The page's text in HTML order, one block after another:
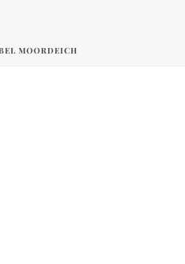
MOORDEICH